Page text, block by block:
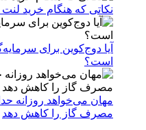
نکاتی که هنگام خرید لنت
است؟
مهان می‌خواهد روزانه
مصرف گاز را کاهش دهد